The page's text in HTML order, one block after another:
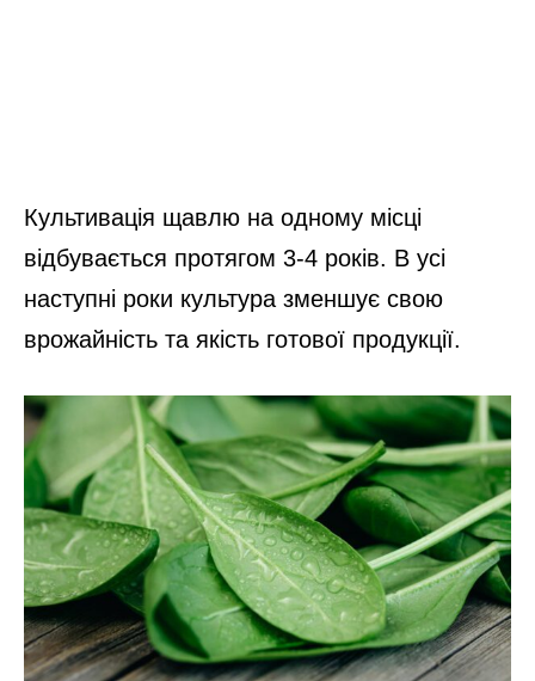
Культивація щавлю на одному місці
відбувається протягом 3-4 років. В усі
наступні роки культура зменшує свою
врожайність та якість готової продукції.